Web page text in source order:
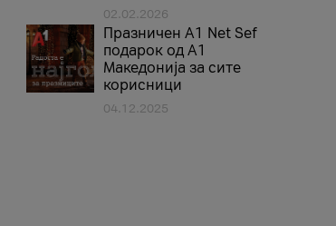
02.02.2026
Празничен A1 Net Sеf
подарок од А1
Македонија за сите
корисници
04.12.2025